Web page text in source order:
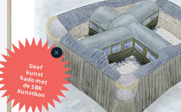
Geef
kunst
kado met
de SBK
Kunstbon